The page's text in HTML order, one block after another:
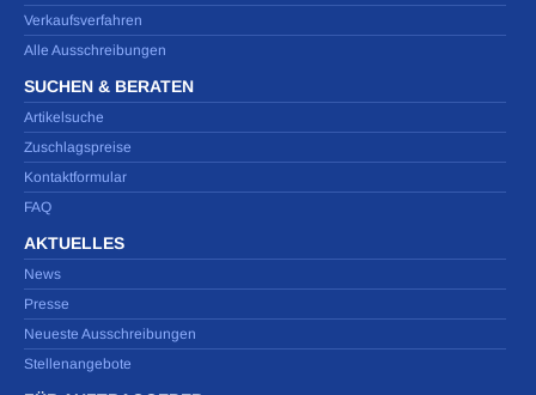
Verkaufsverfahren
Alle Ausschreibungen
SUCHEN & BERATEN
Artikelsuche
Zuschlagspreise
Kontaktformular
FAQ
AKTUELLES
News
Presse
Neueste Ausschreibungen
Stellenangebote